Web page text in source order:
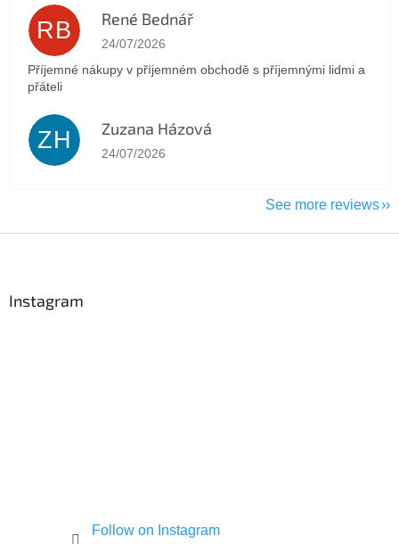
RB René Bednář
The store rating is 5 out of 5 stars.
24/07/2026
Příjemné nákupy v příjemném obchodě s příjemnými lidmi a
přáteli
ZH Zuzana Házová
The store rating is 5 out of 5 stars.
24/07/2026
See more reviews
Instagram
Follow on Instagram